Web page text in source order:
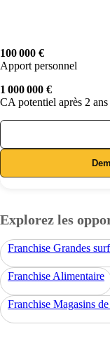
100 000 €
Apport personnel
1 000 000 €
CA potentiel après 2 ans
Explorez les
Franchise Grandes
Franchise Alimentaire
Franchise Magasins